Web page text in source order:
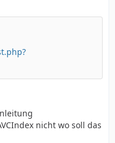
nicht wo soll das